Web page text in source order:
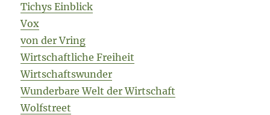
Tichys Einblick
Vox
von der Vring
Wirtschaftliche Freiheit
Wirtschaftswunder
Wunderbare Welt der Wirtschaft
Wolfstreet